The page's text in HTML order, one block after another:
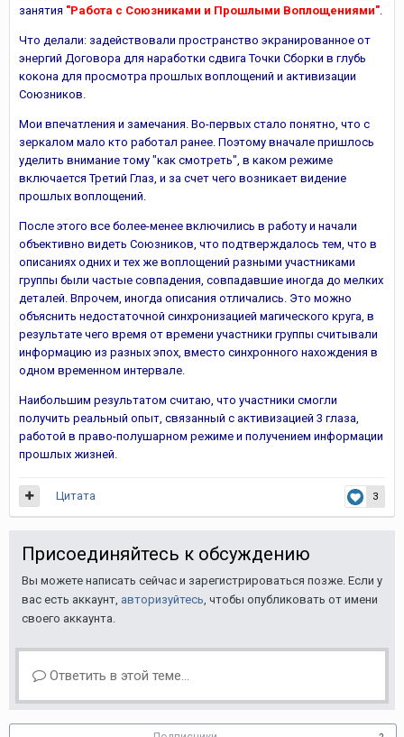
занятия "Работа с Союзниками и Прошлыми Воплощениями"
Что делали: задействовали пространство экранированное от
энергий Договора для наработки сдвига Точки Сборки в глубь
кокона для просмотра прошлых воплощений и активизации
Союзников.
Мои впечатления и замечания. Во-первых стало понятно, что с
зеркалом мало кто работал ранее. Поэтому вначале пришлось
уделить внимание тому "как смотреть", в каком режиме
включается Третий Глаз, и за счет чего возникает видение
прошлых воплощений.
После этого все более-менее включились в работу и начали
объективно видеть Союзников, что подтверждалось тем, что в
описаниях одних и тех же воплощений разными участниками
группы были частые совпадения, совпадавшие иногда до мелких
деталей. Впрочем, иногда описания отличались. Это можно
объяснить недостаточной синхронизацией магического круга, в
результате чего время от времени участники группы считывали
информацию из разных эпох, вместо синхронного нахождения в
одном временном интервале.
Наибольшим результатом считаю, что участники смогли
получить реальный опыт, связанный с активизацией 3 глаза,
работой в право-полушарном режиме и получением информации
прошлых жизней.
3
Цитата
Присоединяйтесь к обсуждению
Вы можете написать сейчас и зарегистрироваться позже. Если у
вас есть аккаунт, авторизуйтесь , чтобы опубликовать от имени
своего аккаунта.
Ответить в этой теме...